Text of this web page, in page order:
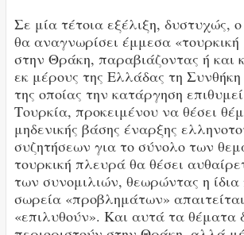
Σε μία τέτοια εξέλιξη, δυστυχώς,
θα αναγνωρίσει έμμεσα «τουρκική
στην Θράκη, παραβιάζοντας ή και
εκ μέρους της Ελλάδας τη Συνθήκη
της οποίας την κατάργηση
Τουρκία, προκειμένου να θέσει
μηδενικής βάσης έναρξης
συζητήσεων για το σύνολο των
τουρκική πλευρά θα θέσει
των συνομιλιών, θεωρώντας η
σωρεία «προβλημάτων»
«επιλυθούν». Και αυτά τα θέματα